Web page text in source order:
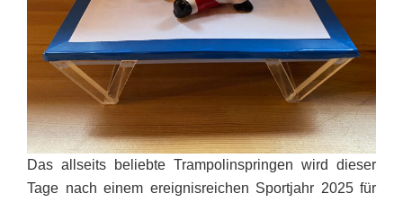
Das allseits beliebte Trampolinspringen wird dieser
Tage nach einem ereignisreichen Sportjahr 2025 für